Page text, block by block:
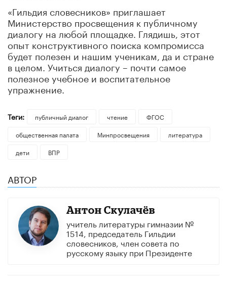
«Гильдия словесников» приглашает
Министерство просвещения к публичному
диалогу на любой площадке. Глядишь, этот
опыт конструктивного поиска компромисса
будет полезен и нашим ученикам, да и стране
в целом. Учиться диалогу – почти самое
полезное учебное и воспитательное
упражнение.
Теги: публичный диалог чтение
ФГОС
общественная палата
Минпросвещения
литература
дети
ВПР
АВТОР
Антон Скулачёв
учитель литературы гимназии №
1514, председатель Гильдии
словесников, член совета по
русскому языку при Президенте